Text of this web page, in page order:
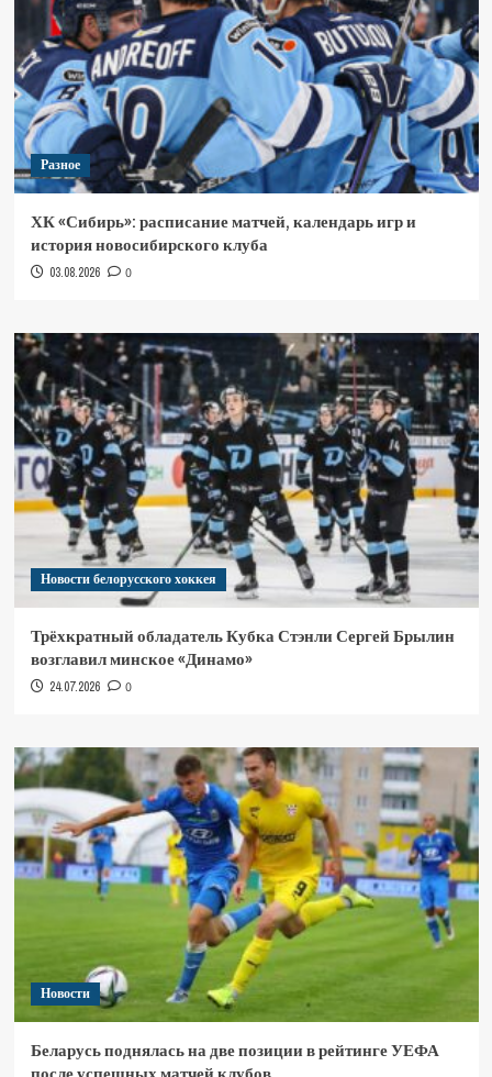
Разное
ХК «Сибирь»: расписание матчей, календарь игр и
история новосибирского клуба
03.08.2026 0
Новости белорусского хоккея
Трёхкратный обладатель Кубка Стэнли Сергей Брылин
возглавил минское «Динамо»
24.07.2026 0
Новости
Беларусь поднялась на две позиции в рейтинге УЕФА